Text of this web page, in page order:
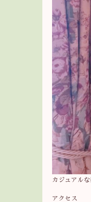
カジュアル
アクセス